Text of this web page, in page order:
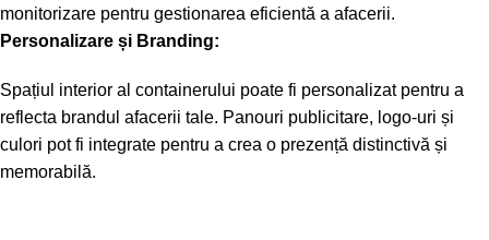
monitorizare pentru gestionarea eficientă a afacerii.
Personalizare și Branding:
Spațiul interior al containerului poate fi personalizat pentru a
reflecta brandul afacerii tale. Panouri publicitare, logo-uri și
culori pot fi integrate pentru a crea o prezență distinctivă și
memorabilă.